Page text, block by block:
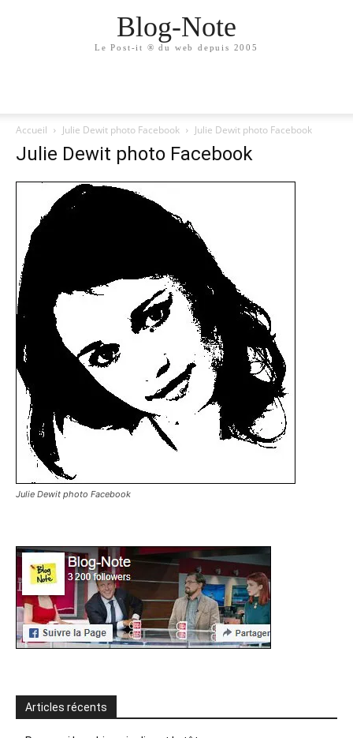
Blog-Note
Le Post-it ® du web depuis 2005
Accueil Julie Dewit photo Facebook Julie Dewit photo Facebook
Julie Dewit photo Facebook
Julie Dewit photo Facebook
Articles récents